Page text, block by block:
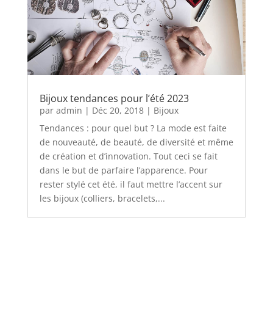
Bijoux tendances pour l’été 2023
par admin | Déc 20, 2018| Bijoux
Tendances : pour quel but ? La mode est faite
de nouveauté, de beauté, de diversité et même
de création et d’innovation. Tout ceci se fait
dans le but de parfaire l’apparence. Pour
rester stylé cet été, il faut mettre l’accent sur
les bijoux (colliers, bracelets,...